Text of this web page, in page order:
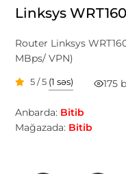
Linksys
Router Linksys
MBps/ VPN)
5 / 5 (1 səs) 175
Anbarda: Bitib
Mağazada: Bitib